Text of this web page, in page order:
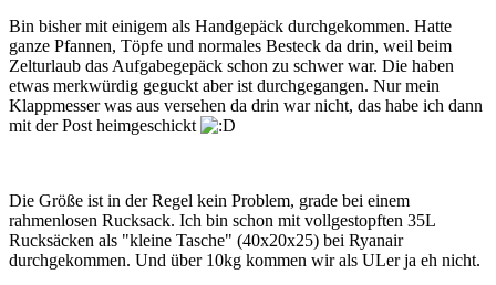
Bin bisher mit einigem als Handgepäck durchgekommen. Hatte
ganze Pfannen, Töpfe und normales Besteck da drin, weil beim
Zelturlaub das Aufgabegepäck schon zu schwer war. Die haben
etwas merkwürdig geguckt aber ist durchgegangen. Nur mein
Klappmesser was aus versehen da drin war nicht, das habe ich dann
mit der Post heimgeschickt
Die Größe ist in der Regel kein Problem, grade bei einem
rahmenlosen Rucksack. Ich bin schon mit vollgestopften 35L
Rucksäcken als "kleine Tasche" (40x20x25) bei Ryanair
durchgekommen. Und über 10kg kommen wir als ULer ja eh nicht.